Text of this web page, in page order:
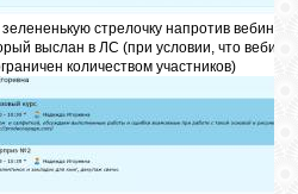
стрелочку напротив
выслан в ЛС (при условии, что
количеством участников)